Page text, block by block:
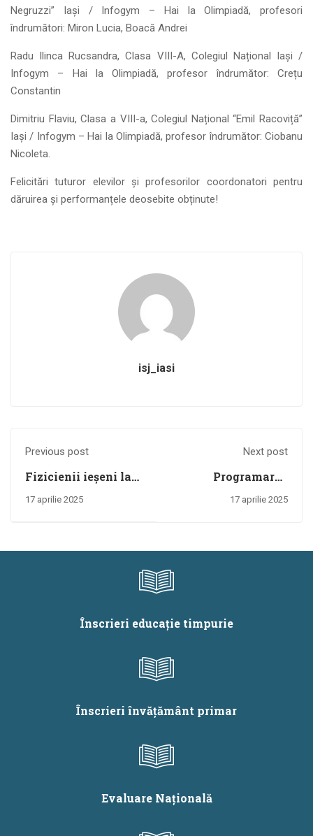
Negruzzi” Iași / Infogym – Hai la Olimpiadă, profesori
îndrumători: Miron Lucia, Boacă Andrei
Radu Ilinca Rucsandra, Clasa VIII-A, Colegiul Național Iași /
Infogym – Hai la Olimpiadă, profesor îndrumător: Crețu
Constantin
Dimitriu Flaviu, Clasa a VIII-a, Colegiul Național “Emil Racoviță”
Iași / Infogym – Hai la Olimpiadă, profesor îndrumător: Ciobanu
Nicoleta.
Felicitări tuturor elevilor și profesorilor coordonatori pentru
dăruirea și performanțele deosebite obținute!
isj_iasi
Previous post
Fizicienii ieșeni la
Olimpiada
17 aprilie 2025
Next post
Programarea
şedinţei publice de
17 aprilie 2025
Înscrieri educație timpurie
Înscrieri învățământ primar
Evaluare Națională